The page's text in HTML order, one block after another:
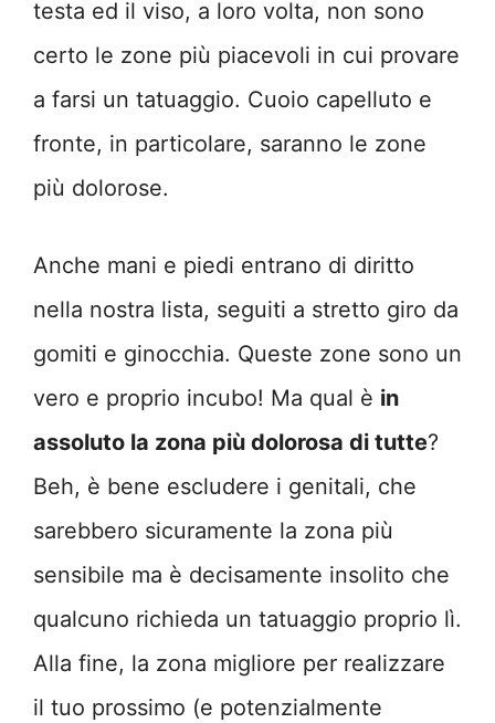
testa ed il viso, a loro volta, non sono
certo le zone più piacevoli in cui provare
a farsi un tatuaggio. Cuoio capelluto e
fronte, in particolare, saranno le zone
più dolorose.
Anche mani e piedi entrano di diritto
nella nostra lista, seguiti a stretto giro da
gomiti e ginocchia. Queste zone sono un
vero e proprio incubo! Ma qual è in
assoluto la zona più dolorosa di tutte?
Beh, è bene escludere i genitali, che
sarebbero sicuramente la zona più
sensibile ma è decisamente insolito che
qualcuno richieda un tatuaggio proprio lì.
Alla fine, la zona migliore per realizzare
il tuo prossimo (e potenzialmente